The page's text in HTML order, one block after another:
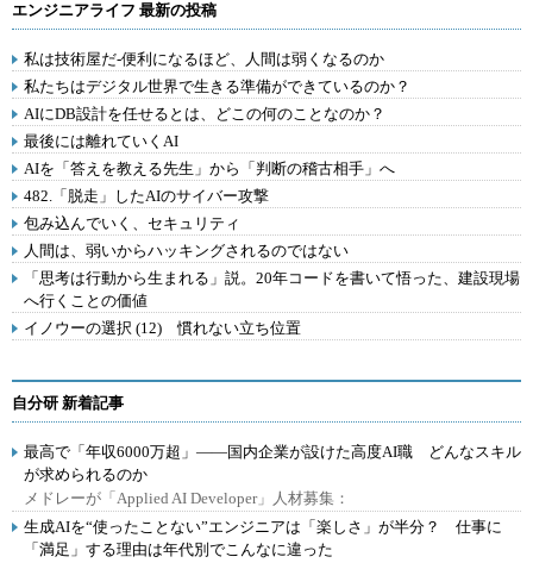
エンジニアライフ 最新の投稿
私は技術屋だ-便利になるほど、人間は弱くなるのか
私たちはデジタル世界で生きる準備ができているのか？
AIにDB設計を任せるとは、どこの何のことなのか？
最後には離れていくAI
AIを「答えを教える先生」から「判断の稽古相手」へ
482.「脱走」したAIのサイバー攻撃
包み込んでいく、セキュリティ
人間は、弱いからハッキングされるのではない
「思考は行動から生まれる」説。20年コードを書いて悟った、建設現場
へ行くことの価値
イノウーの選択 (12) 慣れない立ち位置
自分研 新着記事
最高で「年収6000万超」――国内企業が設けた高度AI職 どんなスキル
が求められるのか
メドレーが「Applied AI Developer」人材募集：
生成AIを“使ったことない”エンジニアは「楽しさ」が半分？ 仕事に
「満足」する理由は年代別でこんなに違った